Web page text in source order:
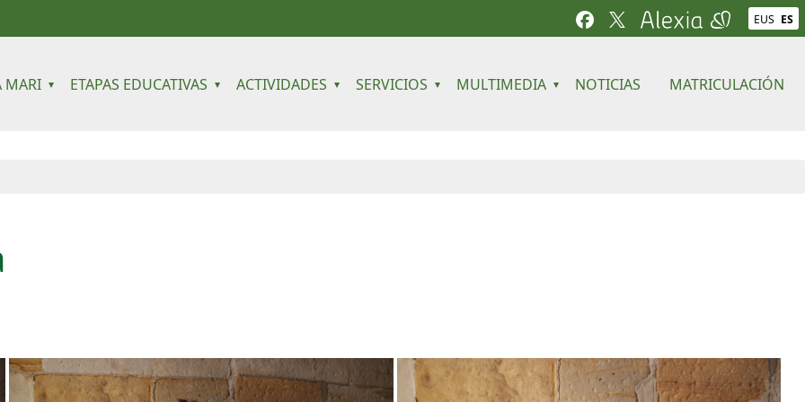
EUS ES
navigation
MARI ETAPAS EDUCATIVAS ACTIVIDADES SERVICIOS MULTIMEDIA NOTICIAS MATRICULACIÓN